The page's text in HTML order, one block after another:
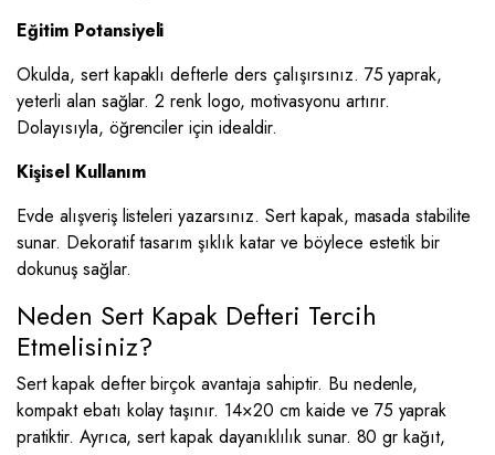
Eğitim Potansiyeli
Okulda, sert kapaklı defterle ders çalışırsınız. 75 yaprak,
yeterli alan sağlar. 2 renk logo, motivasyonu artırır.
Dolayısıyla, öğrenciler için idealdir.
Kişisel Kullanım
Evde alışveriş listeleri yazarsınız. Sert kapak, masada stabilite
sunar. Dekoratif tasarım şıklık katar ve böylece estetik bir
dokunuş sağlar.
Neden Sert Kapak Defteri Tercih
Etmelisiniz?
Sert kapak defter birçok avantaja sahiptir. Bu nedenle,
kompakt ebatı kolay taşınır. 14×20 cm kaide ve 75 yaprak
pratiktir. Ayrıca, sert kapak dayanıklılık sunar. 80 gr kağıt,